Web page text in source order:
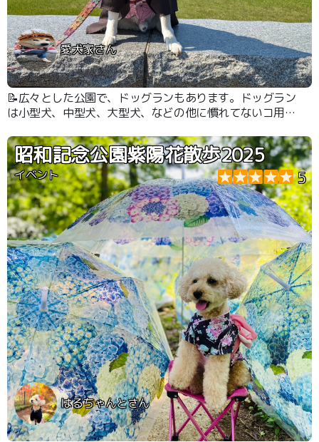
愛犬家さん
📝広々とした公園で、ドッグランもあります。ドッグラン
は小型犬、中型犬、大型犬、などの他に慣れてないコ用の
べるものを売っているところがちらほらあります。イベン
トなどもあり楽しめると思います。公園の外にもワンコ連
れオッケーな飲食店もあり、不自由しません。
昭和記念公園紫陽花散歩2025
イベント 5
はるちゃんとさん